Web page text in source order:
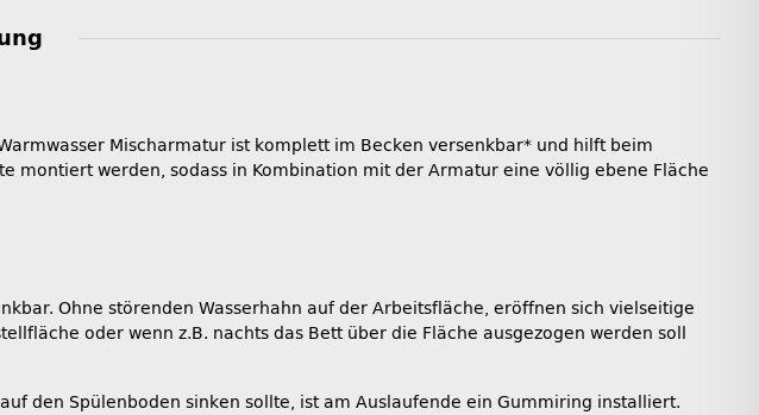
Mischarmatur ist komplett im Becken versenkbar* und hilft beim
montiert werden, sodass in Kombination mit der Armatur eine völlig ebene Fläche
Ohne störenden Wasserhahn auf der Arbeitsfläche, eröffnen sich vielseitige
oder wenn z.B. nachts das Bett über die Fläche ausgezogen werden soll
den Spülenboden sinken sollte, ist am Auslaufende ein Gummiring installiert.